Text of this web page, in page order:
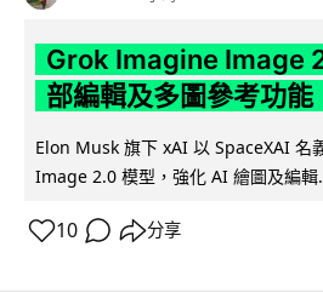
Grok Imagine Image
部編輯及多圖參考功能
Elon Musk 旗下 xAI 以 SpaceXAI
Image 2.0 模型，強化 AI 繪圖及編輯
10 分享